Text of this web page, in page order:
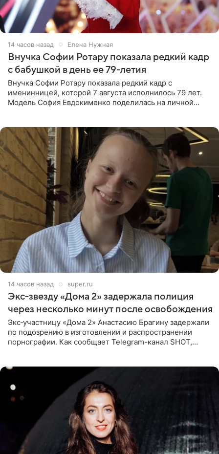
14 часов назад Елена Нужная
Внучка Софии Ротару показала редкий кадр
с бабушкой в день ее 79-летия
Внучка Софии Ротару показала редкий кадр с
именинницей, которой 7 августа исполнилось 79 лет.
Модель София Евдокименко поделилась на личной
14 часов назад super.ru
Экс‑звезду «Дома 2» задержала полиция
через несколько минут после освобождения
Экс‑участницу «Дома 2» Анастасию Брагину задержали
по подозрению в изготовлении и распространении
порнографии. Как сообщает Telegram-канал SHOT,